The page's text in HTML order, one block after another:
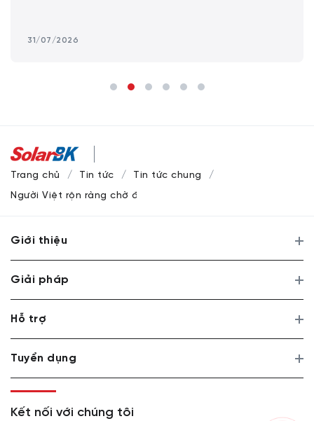
31/07/2026
Trang chủ Tin tức
Tin tức chung
Người Việt rộn ràng chờ đón Giờ Trái đất
Giới thiệu
Giải pháp
Hỗ trợ
Tuyển dụng
Kết nối với chúng tôi